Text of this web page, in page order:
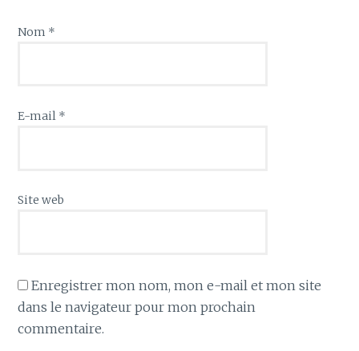
Nom *
E-mail *
Site web
Enregistrer mon nom, mon e-mail et mon site
dans le navigateur pour mon prochain
commentaire.